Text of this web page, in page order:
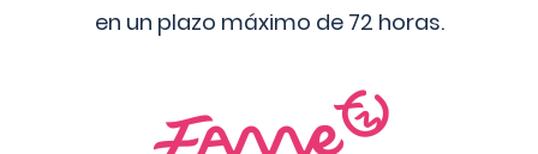
en un plazo máximo de 72 horas.